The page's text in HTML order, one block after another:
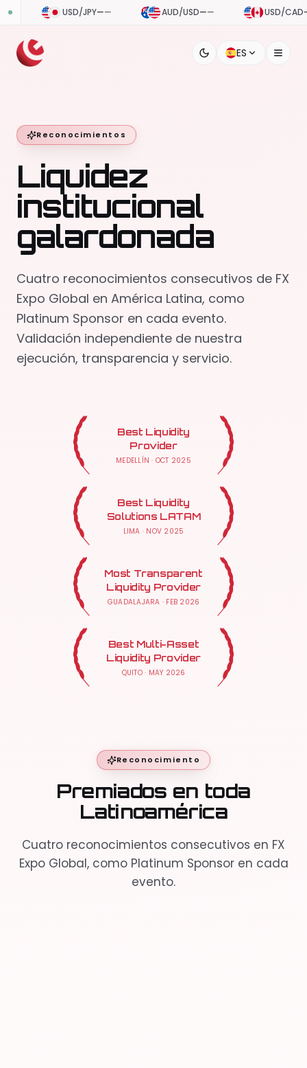
USD/JPY— — AUD/USD—— USD/CAD——
ES
Reconocimientos
Liquidez
institucional
galardonada
Cuatro reconocimientos consecutivos de FX
Expo Global en América Latina, como
Platinum Sponsor en cada evento.
Validación independiente de nuestra
ejecución, transparencia y servicio.
Best Liquidity
Provider
MEDELLÍN · OCT 2025
Best Liquidity
Solutions LATAM
LIMA · NOV 2025
Most Transparent
Liquidity Provider
GUADALAJARA · FEB 2026
Best Multi-Asset
Liquidity Provider
QUITO· MAY 2026
Reconocimiento
Premiados en toda
Latinoamérica
Cuatro reconocimientos consecutivos en FX
Expo Global, como Platinum Sponsor en cada
evento.